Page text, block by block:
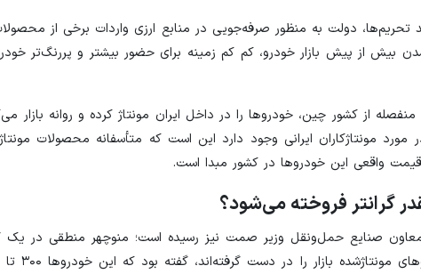
تشدید تحریم‌ها، دولت به منظور صرفه‌جویی در منابع ارزی واردات برخی از
بیش از پیش بازار خودرو، کم کم زمینه برای حضور بیشتر و پررنگ‌تر
از کشور چین، خودروها را در داخل ایران مونتاژ کرده و روانه بازار
مورد مونتاژکاران ایرانی وجود دارد این است که متأسفانه محصولات
گرانتر فروخته می‌شود؟
صنایع حمل‌ونقل وزیر صمت نیز رسیده است؛ منوچهر منطقی در یک